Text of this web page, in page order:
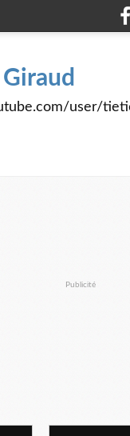
user/
Publicité